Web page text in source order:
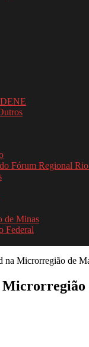
Fórum Regional
de Minas
Federal
na Microrregião de